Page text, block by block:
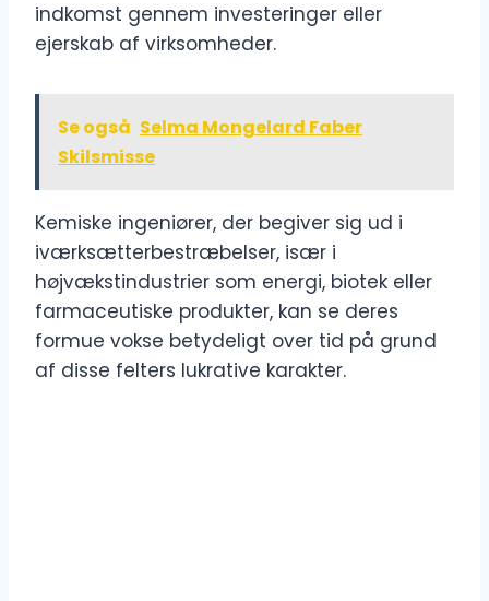
indkomst gennem investeringer eller
ejerskab af virksomheder.
Se også Selma Mongelard Faber
Skilsmisse
Kemiske ingeniører, der begiver sig ud i
iværksætterbestræbelser, især i
højvækstindustrier som energi, biotek eller
farmaceutiske produkter, kan se deres
formue vokse betydeligt over tid på grund
af disse felters lukrative karakter.